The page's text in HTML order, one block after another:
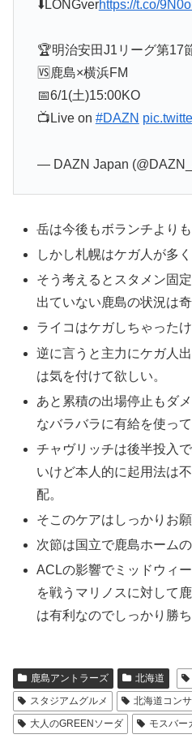
⬇️LONGverhttps://t.co/
🏆明治安田J1リーグ第17
🆚鹿島×横浜FM
📅6/1(土)15:00KO
📺Live on #DAZN
— DAZN Japan
岳は今後もボランチより
しかし札幌はケガ人が多
そう考えるとスタメン固
出ていない鹿島の状況は
ライコはケガしちゃったけ
逆に言うと主力にケガ人
は気を付けて欲しい。
あと累積の出場停止もダ
なバラバラに有給を使っ
チャヴリッチは後半投入
いけど本人的に起用法は
配。
そこのケアはしっかりお願
次節は国立で鹿島ホームの
ACLの影響でミッドウィ
を戦うマリノスに対して
は有利なのでしっかり勝ち
鹿島アントラーズ 北海道
スタジアムグルメ
北海道コン
大人のGREENソーダ
モスバー